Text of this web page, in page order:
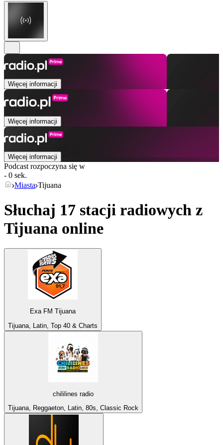
Więcej informacji
Więcej informacji
Więcej informacji
Podcast rozpoczyna się w
- 0 sek.
Miasta Tijuana
Słuchaj 17 stacji radiowych z
Tijuana online
Exa FM Tijuana
Tijuana, Latin, Top 40 & Charts
chililines radio
Tijuana, Reggaeton, Latin, 80s, Classic Rock